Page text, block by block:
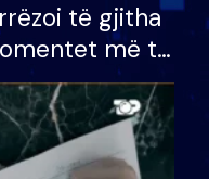
të gjitha
më të
VIP: Do më
kur…